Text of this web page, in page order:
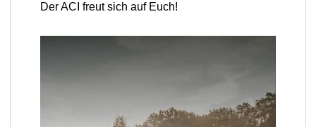
Der ACI freut sich auf Euch!